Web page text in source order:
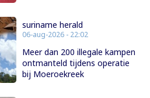
suriname herald
06-aug-2026 - 22:02
Meer dan 200 illegale kampen
ontmanteld tijdens operatie
bij Moeroekreek